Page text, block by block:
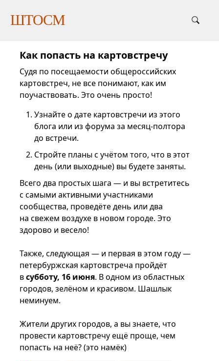
ШТОСМ
Как попасть на картовстречу
Судя по посещаемости общероссийских
картовстреч, не все понимают, как им
поучаствовать. Это очень просто!
Узнайте о дате картовстречи из этого
блога или из форума за месяц-полтора
до встречи.
Стройте планы с учётом того, что в этот
день (или выходные) вы будете заняты.
Всего два простых шага — и вы встретитесь
с самыми активными участниками
сообщества, проведёте день или два
на свежем воздухе в новом городе. Это
здорово и весело!
Также, следующая — и первая в этом году —
петербуржская картовстреча пройдёт
всубботу, 16 июня. В одном из областных
городов, зелёном и красивом. Шашлык
неминуем.
Жители других городов, а вы знаете, что
провести картовстречу ещё проще, чем
попасть на неё? (это намёк)